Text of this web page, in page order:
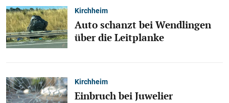
Kirchheim
Auto schanzt bei Wendlingen
über die Leitplanke
Kirchheim
Einbruch bei Juwelier